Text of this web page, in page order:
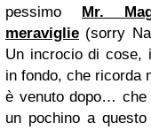
pessimo
Mr.
meraviglie (sorry
Un incrocio di cose,
in fondo, che ricorda
è venuto dopo…
un pochino a